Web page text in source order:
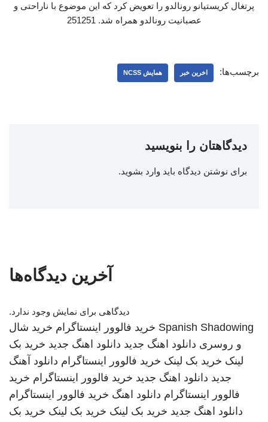
پرتغال کریستیانو رونالدو را تعویض کرد که این موضوع با ناراحتی و
عصبانیت رونالدو همراه شد. 251251
برچسب‌ها: اخرین خبر همایش NCSS
دیدگاهتان را بنویسید
برای نوشتن دیدگاه باید وارد بشوید.
آخرین دیدگاه‌ها
دیدگاهی برای نمایش وجود ندارد.
Spanish Shadowing خرید فالوور اینستاگرام خرید شال
و روسری دانلود اهنگ جدید دانلود اهنگ جدید خرید بک
لینک خرید بک لینک خرید فالوور اینستاگرام دانلود آهنگ
جدید دانلود اهنگ جدید خرید فالوور اینستاگرام خرید
فالوور اینستاگرام دانلود اهنگ خرید فالوور اینستاگرام
دانلود اهنگ جدید خرید بک لینک خرید بک لینک خرید بک